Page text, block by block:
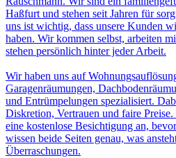
Haßfurt und stehen seit Jahren für
uns ist wichtig, dass unsere Kunden
haben. Wir kommen selbst, arbeiten
stehen persönlich hinter jeder Arbeit.
Wir haben uns auf
Garagenräumungen,
und Entrümpelungen spezialisiert.
Diskretion, Vertrauen und faire
eine kostenlose Besichtigung an,
wissen beide Seiten genau, was
Überraschungen.